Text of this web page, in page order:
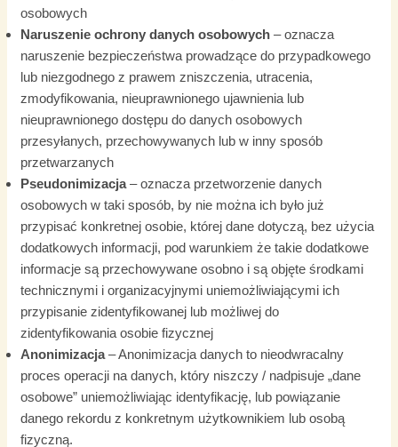
osobowych
Naruszenie ochrony danych osobowych – oznacza
naruszenie bezpieczeństwa prowadzące do przypadkowego
lub niezgodnego z prawem zniszczenia, utracenia,
zmodyfikowania, nieuprawnionego ujawnienia lub
nieuprawnionego dostępu do danych osobowych
przesyłanych, przechowywanych lub w inny sposób
przetwarzanych
Pseudonimizacja– oznacza przetworzenie danych
osobowych w taki sposób, by nie można ich było już
przypisać konkretnej osobie, której dane dotyczą, bez użycia
dodatkowych informacji, pod warunkiem że takie dodatkowe
informacje są przechowywane osobno i są objęte środkami
technicznymi i organizacyjnymi uniemożliwiającymi ich
przypisanie zidentyfikowanej lub możliwej do
zidentyfikowania osobie fizycznej
Anonimizacja– Anonimizacja danych to nieodwracalny
proces operacji na danych, który niszczy / nadpisuje „dane
osobowe” uniemożliwiając identyfikację, lub powiązanie
danego rekordu z konkretnym użytkownikiem lub osobą
fizyczną.